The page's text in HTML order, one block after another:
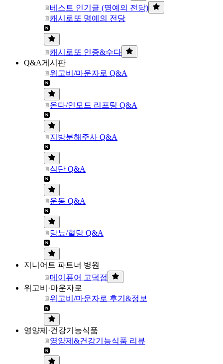
베스트 인기글 (명예의 전당)
캐시로또 명예의 전당
캐시로또 인증&수다
Q&A게시판
위고비/마운자로 Q&A
온다/인모드 리프팅 Q&A
지방분해주사 Q&A
식단 Q&A
운동 Q&A
당뇨/혈당 Q&A
지니어트 파트너 병원
메이퓨어 고덕점
위고비·마운자로
위고비/마운자로 후기&정보
영양제·건강기능식품
영양제&건강기능식품 리뷰